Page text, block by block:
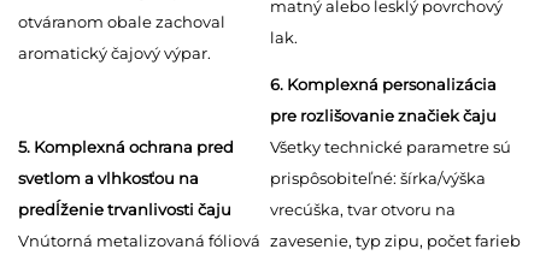
otváranom obale zachoval
aromatický čajový výpar.
matný alebo lesklý povrchový
lak.
5. Komplexná ochrana pred
svetlom a vlhkosťou na
predĺženie trvanlivosti čaju
Vnútorná metalizovaná fóliová
6. Komplexná personalizácia
pre rozlišovanie značiek čaju
Všetky technické parametre sú
prispôsobiteľné: šírka/výška
vrecúška, tvar otvoru na
zavesenie, typ zipu, počet farieb